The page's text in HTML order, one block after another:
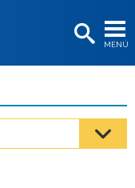
MENÚ